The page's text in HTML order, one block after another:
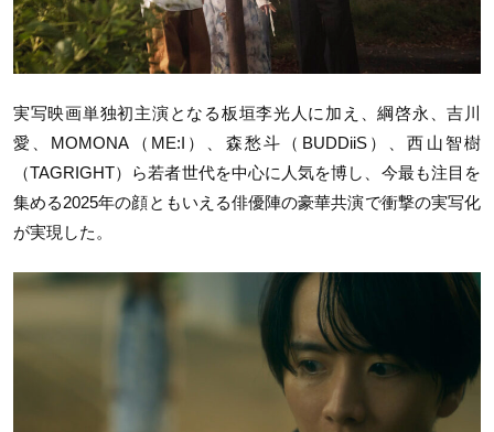
実写映画単独初主演となる板垣李光人に加え、綱啓永、吉川
愛、 MOMONA （ ME:I ）、森愁斗（ BUDDiiS）、西山智樹
（TAGRIGHT）ら若者世代を中心に人気を博し、今最も注目を
集める2025年の顔ともいえる俳優陣の豪華共演で衝撃の実写化
が実現した。